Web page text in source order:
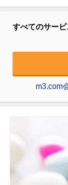
すべてのサー
m3.com